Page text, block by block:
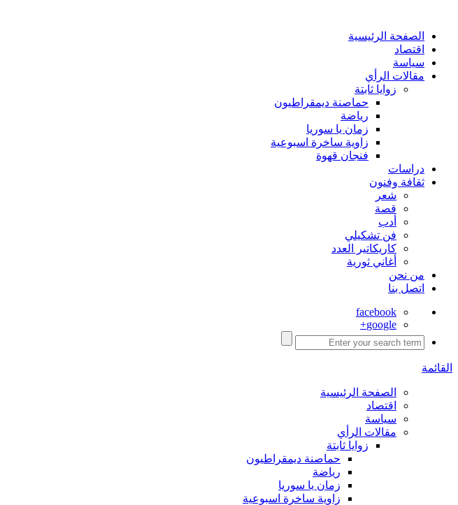
الصفحة الرئيسية
اقتصاد
سياسة
مقالات الرأي
زوايا ثابتة
حماصنة ديمقراطيون
رياضة
زمان يا سوريا
زاوية ساخرة اسبوعية
فنجان قهوة
دراسات
ثقافة وفنون
شعر
قصة
أدب
فن تشكيلي
كاريكاتير العدد
أغاني ثورية
من نحن
اتصل بنا
facebook
google+
القائمة
الصفحة الرئيسية
اقتصاد
سياسة
مقالات الرأي
زوايا ثابتة
حماصنة ديمقراطيون
رياضة
زمان يا سوريا
زاوية ساخرة اسبوعية